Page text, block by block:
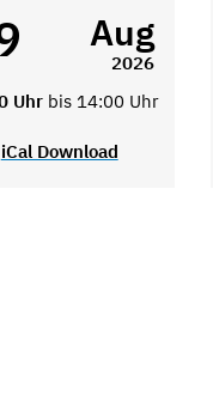
Aug
2026
Uhr bis 14:00 Uhr
iCal Download